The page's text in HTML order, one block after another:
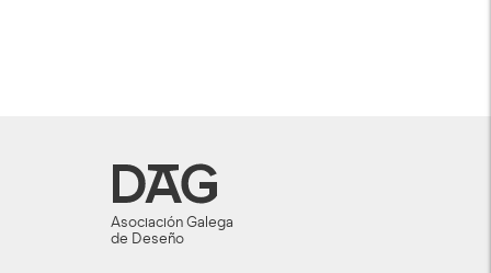
Asociación Galega
de Deseño